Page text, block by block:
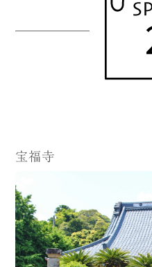
宝福寺